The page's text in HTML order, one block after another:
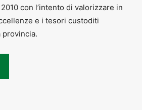
con l’intento di valorizzare in
e i tesori custoditi
provincia.